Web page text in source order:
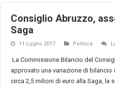
Consiglio Abruzzo,
Saga
11 Luglio 2017 Politica
La Commissione Bilancio del
approvato una variazione di
circa 2,5 milioni di euro alla Saga, la